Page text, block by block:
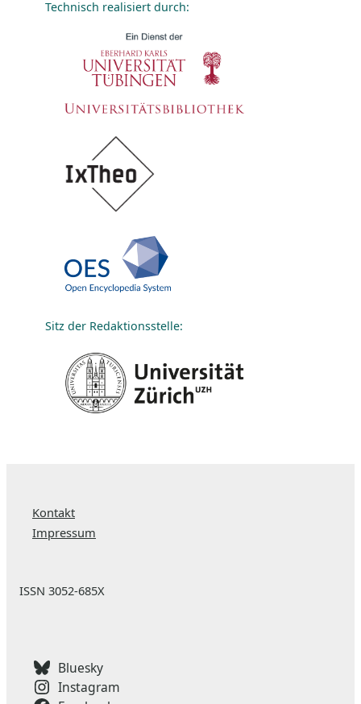
Technisch realisiert durch:
Sitz der Redaktionsstelle:
Kontakt
Impressum
ISSN 3052-685X
Bluesky
Instagram